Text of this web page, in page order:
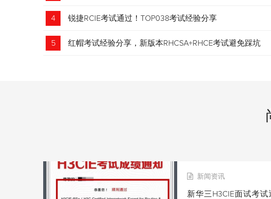
4 锐捷RCIE考试通过！TOP038考试经验分享
5 红帽考试经验分享，新版本RHCSA+RHCE考试避免踩坑
新闻资讯
新华三H3CIE面试考试